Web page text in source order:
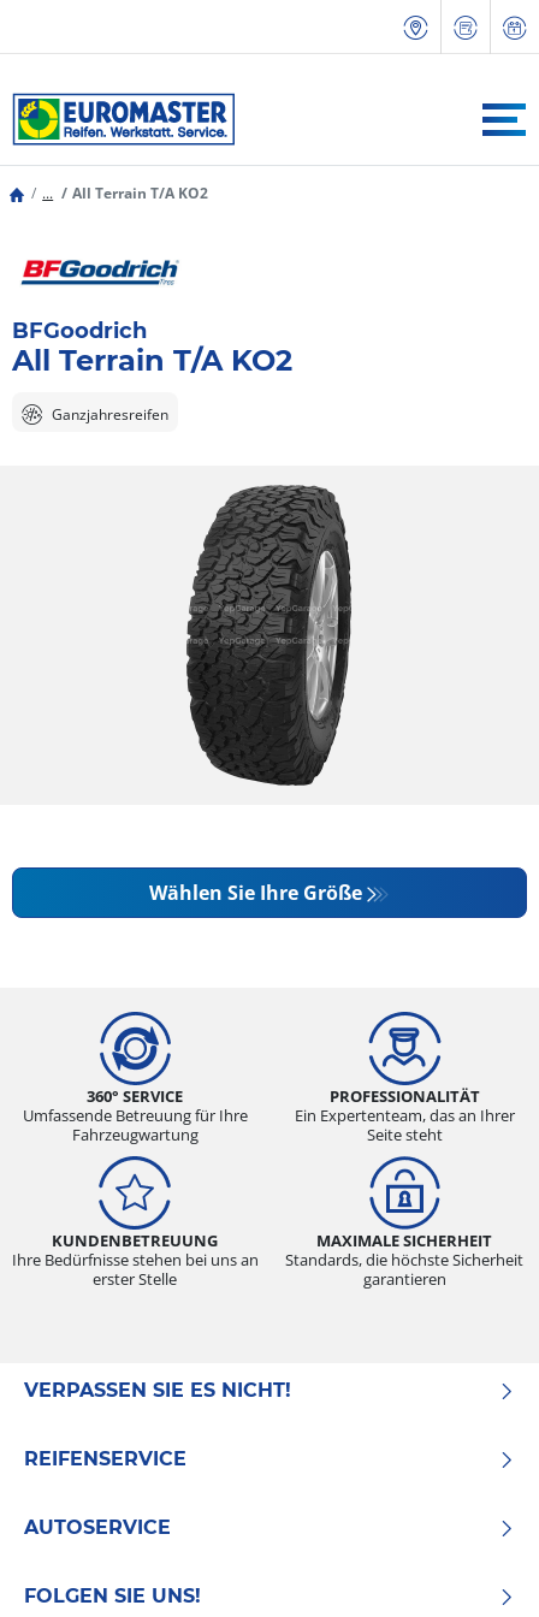
... All Terrain T/A KO2
BFGoodrich
All Terrain T/A KO2
Ganzjahresreifen
Wählen Sie Ihre Größe
360° SERVICE
Umfassende Betreuung für Ihre
Fahrzeugwartung
PROFESSIONALITÄT
Ein Expertenteam, das an Ihrer
Seite steht
KUNDENBETREUUNG
Ihre Bedürfnisse stehen bei uns an
erster Stelle
MAXIMALE SICHERHEIT
Standards, die höchste Sicherheit
garantieren
VERPASSEN SIE ES NICHT!
REIFENSERVICE
AUTOSERVICE
FOLGEN SIE UNS!